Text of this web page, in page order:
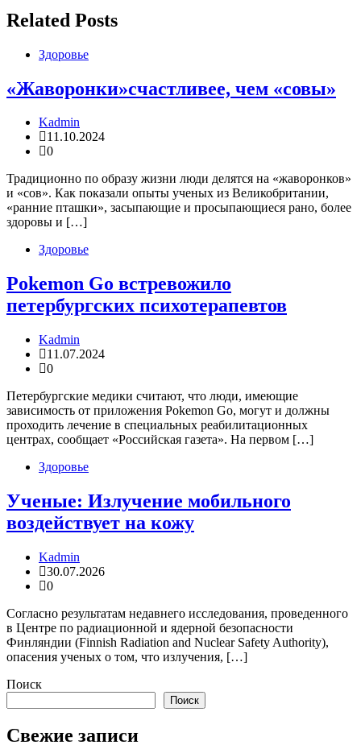
Related Posts
Здоровье
«Жаворонки»счастливее, чем «совы»
Kadmin
11.10.2024
0
Традиционно по образу жизни люди делятся на «жаворонков»
и «сов». Как показали опыты ученых из Великобритании,
«ранние пташки», засыпающие и просыпающиеся рано, более
здоровы и […]
Здоровье
Pokemon Go встревожило
петербургских психотерапевтов
Kadmin
11.07.2024
0
Петербургские медики считают, что люди, имеющие
зависимость от приложения Pokemon Go, могут и должны
проходить лечение в специальных реабилитационных
центрах, сообщает «Российская газета». На первом […]
Здоровье
Ученые: Излучение мобильного
воздействует на кожу
Kadmin
30.07.2026
0
Согласно результатам недавнего исследования, проведенного
в Центре по радиационной и ядерной безопасности
Финляндии (Finnish Radiation and Nuclear Safety Authority),
опасения ученых о том, что излучения, […]
Поиск
Поиск
Свежие записи